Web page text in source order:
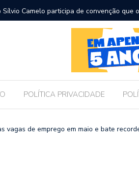
Sílvio Camelo participa de convenção que
e Renan Calheiros ao Senado
POLÍTICA PRIVACIDADE
vagas de emprego em maio e bate